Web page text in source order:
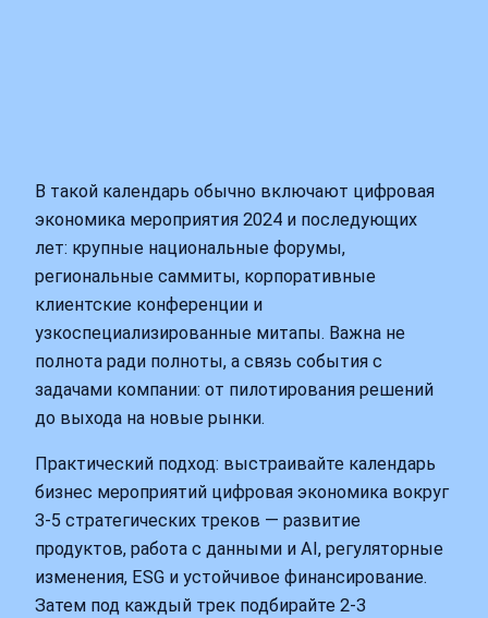
В такой календарь обычно включают цифровая
экономика мероприятия 2024 и последующих
лет: крупные национальные форумы,
региональные саммиты, корпоративные
клиентские конференции и
узкоспециализированные митапы. Важна не
полнота ради полноты, а связь события с
задачами компании: от пилотирования решений
до выхода на новые рынки.
Практический подход: выстраивайте календарь
бизнес мероприятий цифровая экономика вокруг
3-5 стратегических треков — развитие
продуктов, работа с данными и AI, регуляторные
изменения, ESG и устойчивое финансирование.
Затем под каждый трек подбирайте 2-3